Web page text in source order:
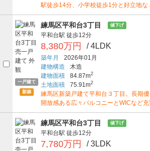
駅徒歩14分、小学校徒歩1分と好立地な…
一戸建て
新築
練馬区平和台3丁目 値下げ
平和台駅 徒歩12分
8,380万円 / 4LDK
築年月
2026年01月
建物構造
木造
建物面積
84.87m2
土地面積 75.91m2
練馬区新築戸建て平和台３丁目。長期優
開放感ある広々バルコニーとWICなど充
練馬区平和台3丁目 値下げ
平和台駅 徒歩12分
7,780万円 / 3LDK